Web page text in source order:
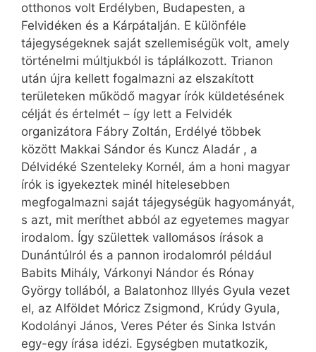
otthonos volt Erdélyben, Budapesten, a
Felvidéken és a Kárpátalján. E különféle
tájegységeknek saját szellemiségük volt, amely
történelmi múltjukból is táplálkozott. Trianon
után újra kellett fogalmazni az elszakított
területeken működő magyar írók küldetésének
célját és értelmét – így lett a Felvidék
organizátora Fábry Zoltán, Erdélyé többek
között Makkai Sándor és Kuncz Aladár , a
Délvidéké Szenteleky Kornél, ám a honi magyar
írók is igyekeztek minél hitelesebben
megfogalmazni saját tájegységük hagyományát,
s azt, mit meríthet abból az egyetemes magyar
irodalom. Így születtek vallomásos írások a
Dunántúlról és a pannon irodalomról például
Babits Mihály, Várkonyi Nándor és Rónay
György tollából, a Balatonhoz Illyés Gyula vezet
el, az Alföldet Móricz Zsigmond, Krúdy Gyula,
Kodolányi János, Veres Péter és Sinka István
egy-egy írása idézi. Egységben mutatkozik,